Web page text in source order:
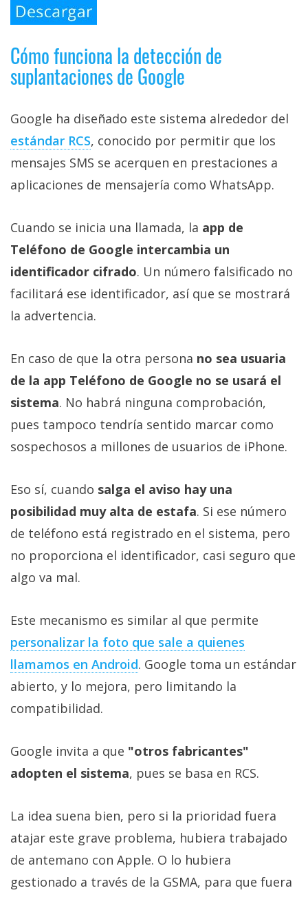
Cómo funciona la detección de
suplantaciones de Google
Google ha diseñado este sistema alrededor del
estándar RCS‎, conocido por permitir que los
mensajes SMS se acerquen en prestaciones a
aplicaciones de mensajería como WhatsApp.
Cuando se inicia una llamada, la app de
Teléfono de Google intercambia un
identificador cifrado. Un número falsificado no
facilitará ese identificador, así que se mostrará
la advertencia.
En caso de que la otra persona no sea usuaria
de la app Teléfono de Google no se usará el
sistema. No habrá ninguna comprobación,
pues tampoco tendría sentido marcar como
sospechosos a millones de usuarios de iPhone.
Eso sí, cuando salga el aviso hay una
posibilidad muy alta de estafa. Si ese número
de teléfono está registrado en el sistema, pero
no proporciona el identificador, casi seguro que
algo va mal.
Este mecanismo es similar al que permite
personalizar la foto que sale a quienes
llamamos en Android. Google toma un estándar
abierto, y lo mejora, pero limitando la
compatibilidad.
Google invita a que "otros fabricantes"
adopten el sistema, pues se basa en RCS.
La idea suena bien, pero si la prioridad fuera
atajar este grave problema, hubiera trabajado
de antemano con Apple. O lo hubiera
gestionado a través de la GSMA, para que fuera